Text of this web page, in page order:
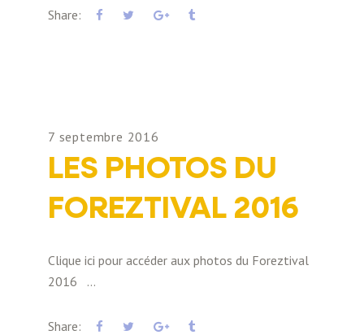
Share:
7 septembre 2016
LES PHOTOS DU
FOREZTIVAL 2016
Clique ici pour accéder aux photos du Foreztival
2016
Share: